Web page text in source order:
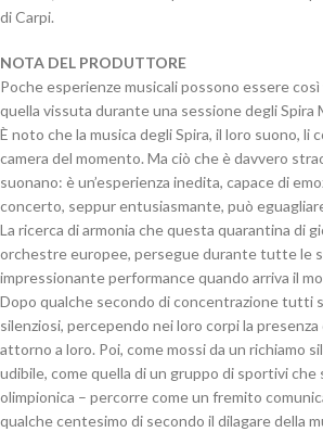
di Carpi.
NOTA DEL PRODUTTORE
Poche esperienze musicali possono essere
quella vissuta durante una sessione degli Spira
È noto che la musica degli Spira, il loro suono, li
camera del momento. Ma ciò che è davvero
suonano: è un’esperienza inedita, capace di
concerto, seppur entusiasmante, può
La ricerca di armonia che questa quarantina di
orchestre europee, persegue durante tutte le
impressionante performance quando arriva il
Dopo qualche secondo di concentrazione tutti
silenziosi, percependo nei loro corpi la
attorno a loro. Poi, come mossi da un richiamo
udibile, come quella di un gruppo di sportivi
olimpionica – percorre come un fremito
qualche centesimo di secondo il dilagare della